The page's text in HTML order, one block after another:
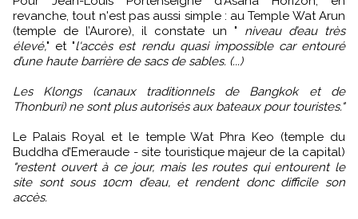
revanche, tout n'est pas aussi simple : au Temple Wat Arun
(temple de l’Aurore), il constate un " niveau d’eau très
élevé," et "l'accès est rendu quasi impossible car entouré
d’une haute barrière de sacs de sables. (...)
Les Klongs (canaux traditionnels de Bangkok et de
Thonburi) ne sont plus autorisés aux bateaux pour touristes."
Le Palais Royal et le temple Wat Phra Keo (temple du
Buddha d’Emeraude - site touristique majeur de la capital)
"restent ouvert à ce jour, mais les routes qui entourent le
site sont sous 10cm d’eau, et rendent donc difficile son
accès.